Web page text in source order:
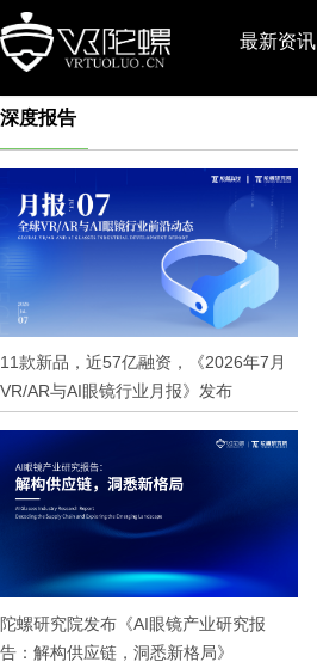
最新资讯
深度报告
11款新品，近57亿融资，《2026年7月
VR/AR与AI眼镜行业月报》发布
陀螺研究院发布《AI眼镜产业研究报
告：解构供应链，洞悉新格局》